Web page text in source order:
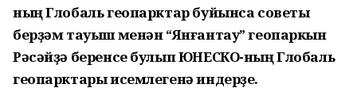
ның Глобаль геопарктар буйынса советы
берҙәм тауыш менән “Янғантау” геопаркын
Рәсәйҙә беренсе булып ЮНЕСКО-ның Глобаль
геопарктары исемлегенә индерҙе.